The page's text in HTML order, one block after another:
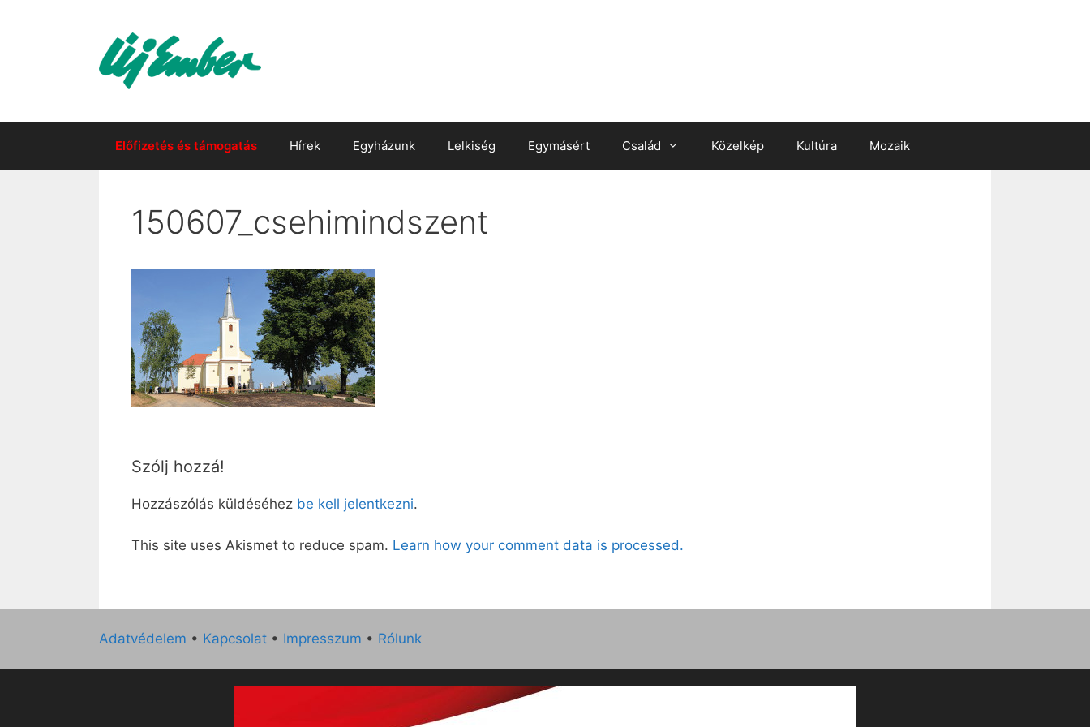
Előfizetés és támogatás Hírek Egyházunk Lelkiség Egymásért Család Közelkép Kultúra Mozaik
150607_csehimindszent
Szólj hozzá!
Hozzászólás küldéséhez be kell jelentkezni.
This site uses Akismet to reduce spam. Learn how your comment data is processed.
Adatvédelem • Kapcsolat • Impresszum • Rólunk